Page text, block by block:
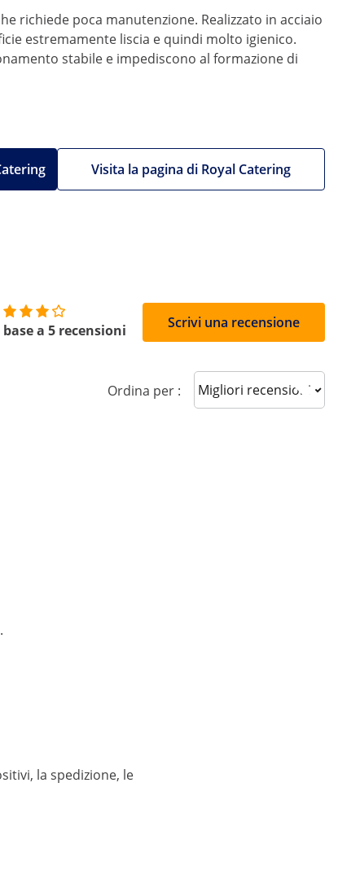
richiede poca manutenzione. Realizzato in acciaio
estremamente liscia e quindi molto igienico.
stabile e impediscono al formazione di
Visita la pagina di Royal Catering
base a 5 recensioni Scrivi una recensione
Ordina per : Sort reviews
la spedizione, le